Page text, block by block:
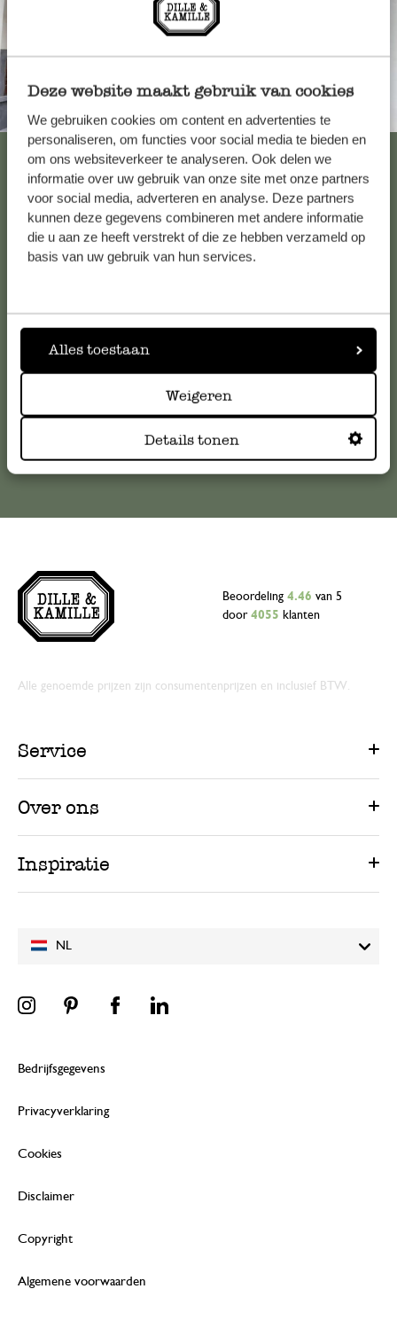
Deze website maakt gebruik van cookies
We gebruiken cookies om content en advertenties te
personaliseren, om functies voor social media te bieden en
om ons websiteverkeer te analyseren. Ook delen we
informatie over uw gebruik van onze site met onze partners
voor social media, adverteren en analyse. Deze partners
kunnen deze gegevens combineren met andere informatie
die u aan ze heeft verstrekt of die ze hebben verzameld op
basis van uw gebruik van hun services.
Alles toestaan
Weigeren
Details tonen
Altijd in de buurt
Bekijk alle 62 winkels
Klantenservice
meestgestelde vragen.
klantenservice@dille-kamille.com
Online Klantenservice
NL
Beoordeling 4.46 van 5
door 4055 klanten
Alle genoemde prijzen zijn consumentenprijzen en inclusief BTW.
Service
Over ons
Inspiratie
Bedrijfsgegevens
Privacyverklaring
Cookies
Disclaimer
Copyright
Algemene voorwaarden